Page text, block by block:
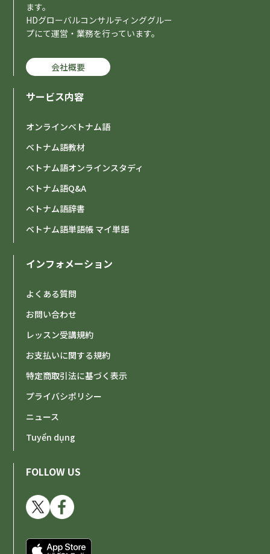
ます。
HDグローバルコンサルティンググルー
プにて運営・業務を行っています。
会社概要
サービス内容
オンラインベトナム語
ベトナム語教材
ベトナム語オンラインスタディ
ベトナム語Q&A
ベトナム語辞書
ベトナム語単語帳 マイ単語
インフォメーション
よくある質問
お問い合わせ
レッスン受講規約
お支払いに関する規約
特定商取引法に基づく表示
プライバシポリシー
ニュース
Tuyển dụng
FOLLOW US